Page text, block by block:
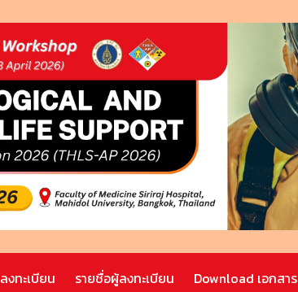
ลงทะเบียน รายชื่อผู้ลงทะเบียน Download เอกสาร